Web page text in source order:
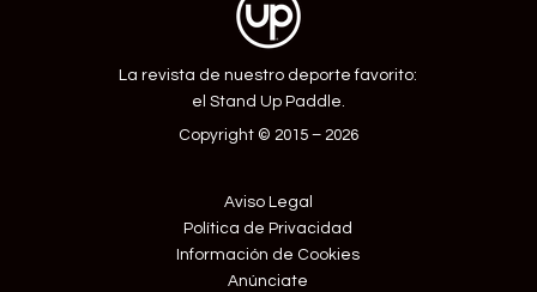
La revista de nuestro deporte favorito:
el Stand Up Paddle.
Copyright © 2015 – 2026
Aviso Legal
Política de Privacidad
Información de Cookies
Anúnciate